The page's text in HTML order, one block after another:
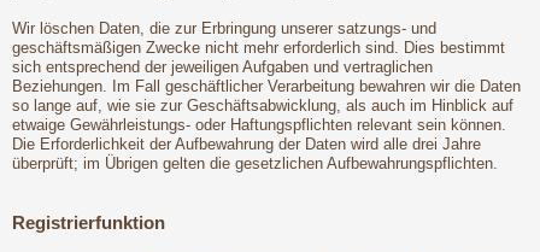
Wir löschen Daten, die zur Erbringung unserer satzungs- und
geschäftsmäßigen Zwecke nicht mehr erforderlich sind. Dies bestimmt
sich entsprechend der jeweiligen Aufgaben und vertraglichen
Beziehungen. Im Fall geschäftlicher Verarbeitung bewahren wir die Daten
so lange auf, wie sie zur Geschäftsabwicklung, als auch im Hinblick auf
etwaige Gewährleistungs- oder Haftungspflichten relevant sein können.
Die Erforderlichkeit der Aufbewahrung der Daten wird alle drei Jahre
überprüft; im Übrigen gelten die gesetzlichen Aufbewahrungspflichten.
Registrierfunktion